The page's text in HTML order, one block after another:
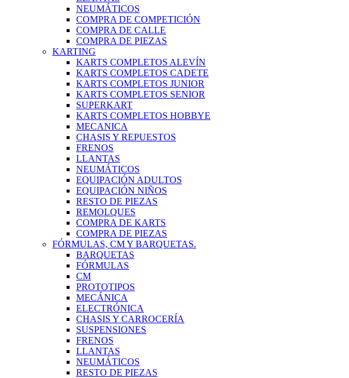
NEUMÁTICOS
COMPRA DE COMPETICIÓN
COMPRA DE CALLE
COMPRA DE PIEZAS
KARTING
KARTS COMPLETOS ALEVÍN
KARTS COMPLETOS CADETE
KARTS COMPLETOS JUNIOR
KARTS COMPLETOS SENIOR
SUPERKART
KARTS COMPLETOS HOBBYE
MECANICA
CHASIS Y REPUESTOS
FRENOS
LLANTAS
NEUMÁTICOS
EQUIPACIÓN ADULTOS
EQUIPACIÓN NIÑOS
RESTO DE PIEZAS
REMOLQUES
COMPRA DE KARTS
COMPRA DE PIEZAS
FÓRMULAS, CM Y BARQUETAS.
BARQUETAS
FÓRMULAS
CM
PROTOTIPOS
MECÁNICA
ELECTRÓNICA
CHASIS Y CARROCERÍA
SUSPENSIONES
FRENOS
LLANTAS
NEUMÁTICOS
RESTO DE PIEZAS